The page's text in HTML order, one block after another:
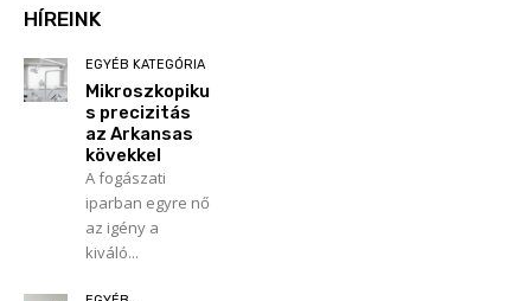
HÍREINK
EGYÉB KATEGÓRIA
Mikroszkopiku
s precizitás
az Arkansas
kövekkel
A fogászati
iparban egyre nő
az igény a
kiváló...